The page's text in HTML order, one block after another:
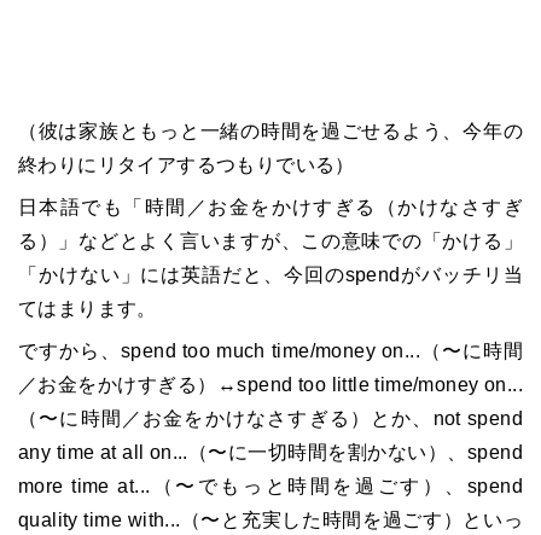
（彼は家族ともっと一緒の時間を過ごせるよう、今年の
終わりにリタイアするつもりでいる）
日本語でも「時間／お金をかけすぎる（かけなさすぎ
る）」などとよく言いますが、この意味での「かける」
「かけない」には英語だと、今回のspendがバッチリ当
てはまります。
ですから、spend too much time/money on...（〜に時間
／お金をかけすぎる）↔︎spend too little time/money on...
（〜に時間／お金をかけなさすぎる）とか、not spend
any time at all on...
（〜に一切時間を割かない）、spend
more time at...（〜でもっと時間を過ごす）、spend
quality time with...（〜と充実した時間を過ごす）といっ